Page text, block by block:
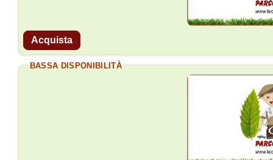
Acquista
BASSA DISPONIBILITÀ